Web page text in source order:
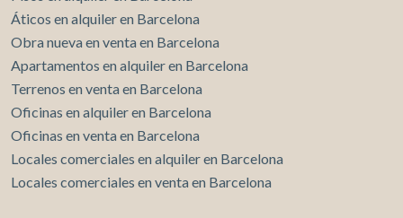
tenedor.
Áticos en alquiler en Barcelona
Obra nueva en venta en Barcelona
Apartamentos en alquiler en Barcelona
Terrenos en venta en Barcelona
Oficinas en alquiler en Barcelona
Oficinas en venta en Barcelona
Locales comerciales en alquiler en Barcelona
Locales comerciales en venta en Barcelona